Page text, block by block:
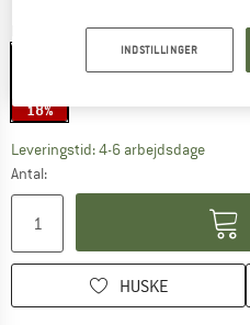
Matte Black / Smoke / Silver
18%
Leveringstid: 4-6 arbejdsdageLinket
Antal:
HUSKE
INDSTILLINGER